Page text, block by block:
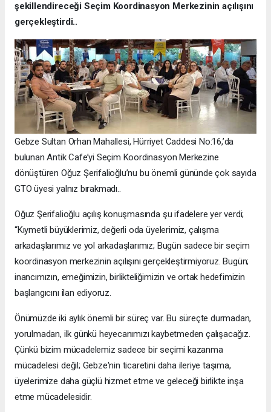
şekillendireceği Seçim Koordinasyon Merkezinin açılışını
gerçekleştirdi..
Gebze Sultan Orhan Mahallesi, Hürriyet Caddesi No:16,’da
bulunan Antik Cafe’yi Seçim Koordinasyon Merkezine
dönüştüren Oğuz Şerifalioğlu’nu bu önemli gününde çok sayıda
GTO üyesi yalnız bırakmadı..
Oğuz Şerifalioğlu açılış konuşmasında şu ifadelere yer verdi;
“Kıymetli büyüklerimiz, değerli oda üyelerimiz, çalışma
arkadaşlarımız ve yol arkadaşlarımız; Bugün sadece bir seçim
koordinasyon merkezinin açılışını gerçekleştirmiyoruz. Bugün;
inancımızın, emeğimizin, birlikteliğimizin ve ortak hedefimizin
başlangıcını ilan ediyoruz.
Önümüzde iki aylık önemli bir süreç var. Bu süreçte durmadan,
yorulmadan, ilk günkü heyecanımızı kaybetmeden çalışacağız.
Çünkü bizim mücadelemiz sadece bir seçimi kazanma
mücadelesi değil; Gebze'nin ticaretini daha ileriye taşıma,
üyelerimize daha güçlü hizmet etme ve geleceği birlikte inşa
etme mücadelesidir.